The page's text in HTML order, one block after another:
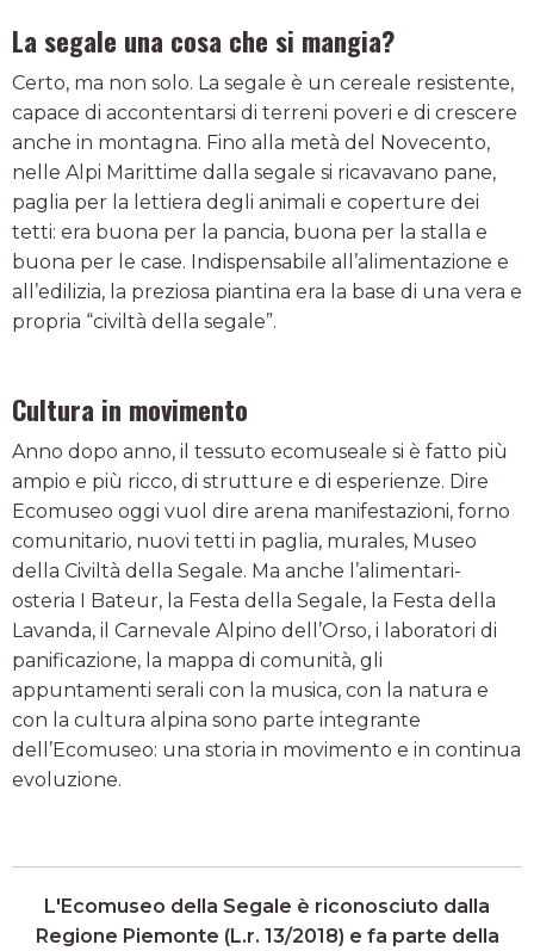
La segale una cosa che si mangia?
Certo, ma non solo. La segale è un cereale resistente,
capace di accontentarsi di terreni poveri e di crescere
anche in montagna. Fino alla metà del Novecento,
nelle Alpi Marittime dalla segale si ricavavano pane,
paglia per la lettiera degli animali e coperture dei
tetti: era buona per la pancia, buona per la stalla e
buona per le case. Indispensabile all’alimentazione e
all’edilizia, la preziosa piantina era la base di una vera e
propria “civiltà della segale”.
Cultura in movimento
Anno dopo anno, il tessuto ecomuseale si è fatto più
ampio e più ricco, di strutture e di esperienze. Dire
Ecomuseo oggi vuol dire arena manifestazioni, forno
comunitario, nuovi tetti in paglia, murales, Museo
della Civiltà della Segale. Ma anche l’alimentari-
osteria I Bateur, la Festa della Segale, la Festa della
Lavanda, il Carnevale Alpino dell’Orso, i laboratori di
panificazione, la mappa di comunità, gli
appuntamenti serali con la musica, con la natura e
con la cultura alpina sono parte integrante
dell’Ecomuseo: una storia in movimento e in continua
evoluzione.
L'Ecomuseo della Segale è riconosciuto dalla
Regione Piemonte (L.r. 13/2018) e fa parte della